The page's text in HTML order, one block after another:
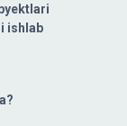
ishlab